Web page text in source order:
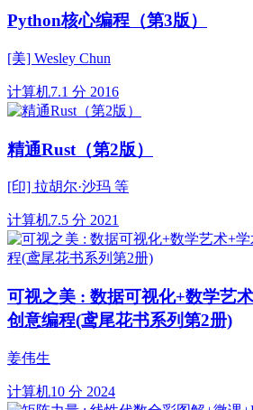
Python核心编程（第3版）
[美] Wesley Chun
计算机7.1 分 2016
精通Rust（第2版）
[印] 拉胡尔·沙玛 等
计算机7.5 分 2021
可视之美 : 数据可视化+数学艺
创意编程(鸢尾花书系列第2册)
姜伟生
计算机10 分 2024